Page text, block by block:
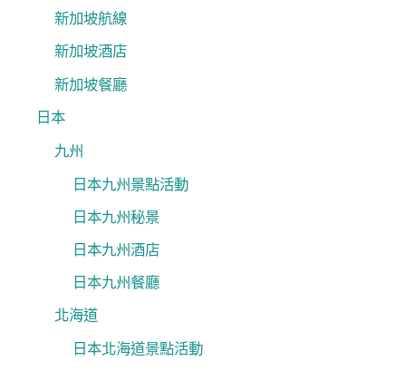
新加坡航線
新加坡酒店
新加坡餐廳
日本
九州
日本九州景點活動
日本九州秘景
日本九州酒店
日本九州餐廳
北海道
日本北海道景點活動